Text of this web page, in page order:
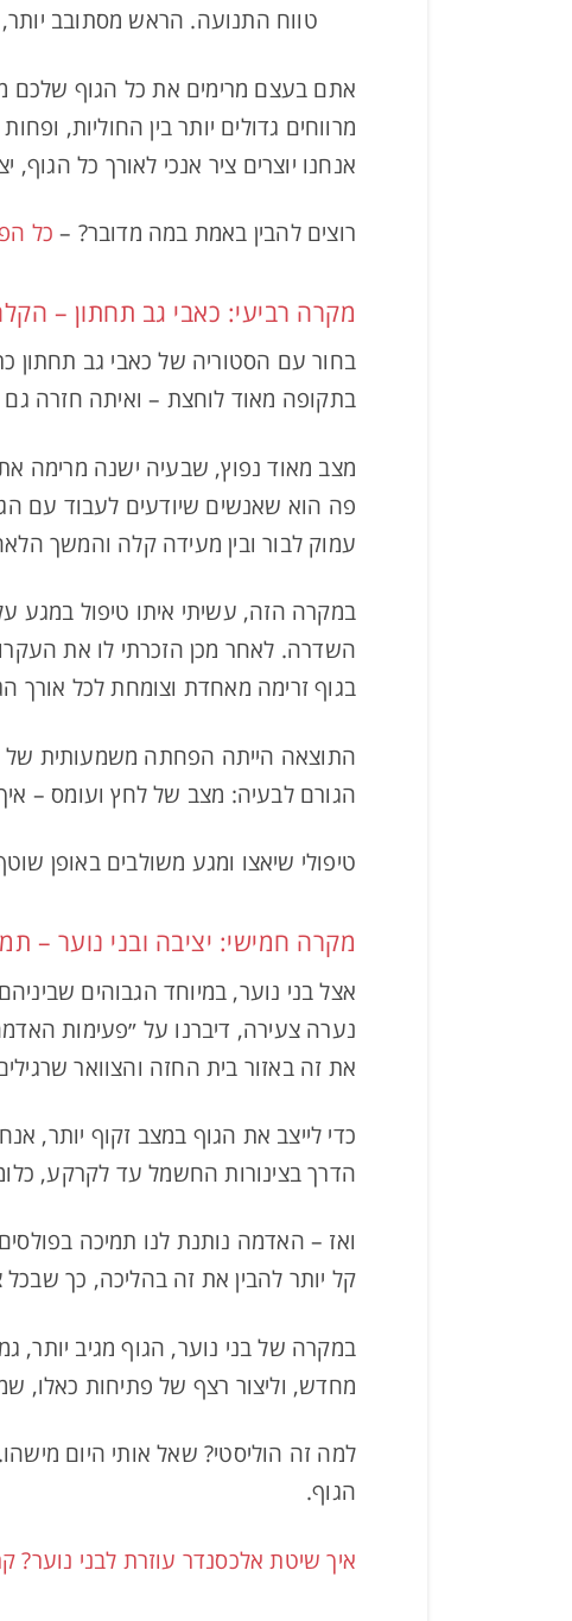
טווח התנועה. הראש מסתובב
אתם בעצם מרימים את כל הגוף שלכם
מרווחים גדולים יותר בין החוליות,
אנחנו יוצרים ציר אנכי לאורך כל
רוצים להבין באמת במה מדובר? – כל
מקרה רביעי: כאבי גב תחתון –
בחור עם הסטוריה של כאבי גב תחתון
בתקופה מאוד לוחצת – ואיתה חזרה
מצב מאוד נפוץ, שבעיה ישנה מרימה
פה הוא שאנשים שיודעים לעבוד עם
עמוק לבור ובין מעידה קלה והמשך
במקרה הזה, עשיתי איתו טיפול במגע
השדרה. לאחר מכן הזכרתי לו את
בגוף זרימה מאחדת וצומחת לכל אורך
התוצאה הייתה הפחתה משמעותית של
הגורם לבעיה: מצב של לחץ ועומס –
טיפולי שיאצו ומגע משולבים באופן
מקרה חמישי: יציבה ובני נוער –
אצל בני נוער, במיוחד הגבוהים
נערה צעירה, דיברנו על ״פעימות
את זה באזור בית החזה והצוואר
כדי לייצב את הגוף במצב זקוף יותר,
הדרך בצינורות החשמל עד לקרקע,
ואז – האדמה נותנת לנו תמיכה
קל יותר להבין את זה בהליכה, כך
במקרה של בני נוער, הגוף מגיב יותר,
מחדש, וליצור רצף של פתיחות כאלו,
למה זה הוליסטי? שאל אותי היום
הגוף.
איך שיטת אלכסנדר עוזרת לבני נוער?